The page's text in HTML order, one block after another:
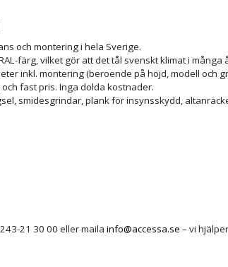
och montering i hela Sverige.
färg, vilket gör att det tål svenskt klimat i många
inkl. montering (beroende på höjd, modell och
fast pris. Inga dolda kostnader.
smidesgrindar, plank för insynsskydd,
21 30 00 eller maila info@accessa.se – vi